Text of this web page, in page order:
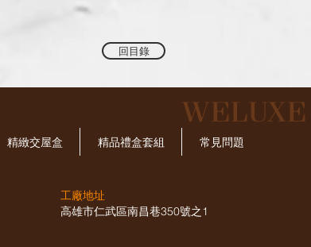
回目錄
精緻交屋盒 精品禮盒套組 常見問題
工廠地址
高雄市仁武區南昌巷350號之1